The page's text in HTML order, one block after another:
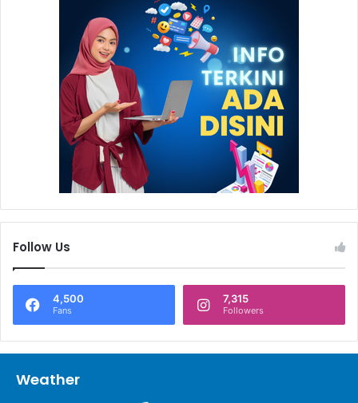
Dalam kegiatan ini Badak LNG juga membagikan tumbler
bagi seluruh peserta yang hadir. Hal tersebut merupakan
upaya Badak LNG untuk mengajak masyarakat kota
Bontang agar berpartisipasi aktif dalam pengurangan
sampah plastik (*).
Follow Us
4,500
Fans
7,315
Followers
Weather